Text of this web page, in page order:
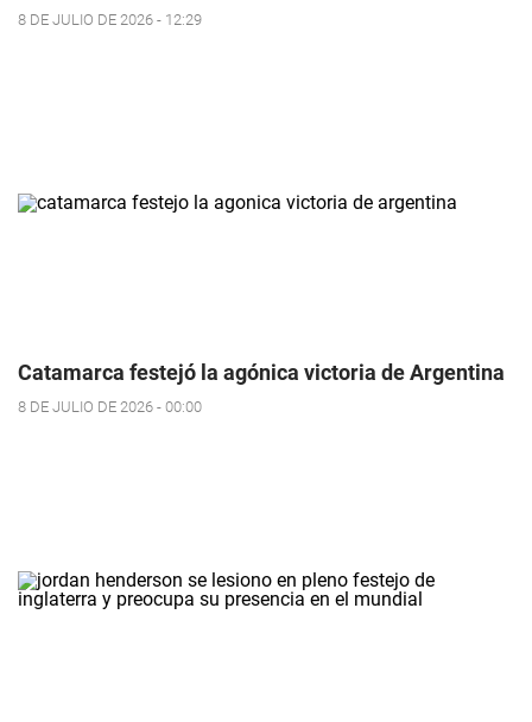
8 DE JULIO DE 2026 - 12:29
Catamarca festejó la agónica victoria de Argentina
8 DE JULIO DE 2026 - 00:00